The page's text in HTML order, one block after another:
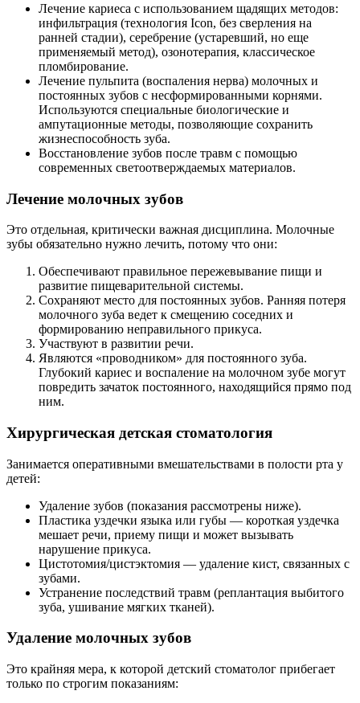
Лечение кариеса с использованием щадящих методов:
инфильтрация (технология Icon, без сверления на
ранней стадии), серебрение (устаревший, но еще
применяемый метод), озонотерапия, классическое
пломбирование.
Лечение пульпита (воспаления нерва) молочных и
постоянных зубов с несформированными корнями.
Используются специальные биологические и
ампутационные методы, позволяющие сохранить
жизнеспособность зуба.
Восстановление зубов после травм с помощью
современных светоотверждаемых материалов.
Лечение молочных зубов
Это отдельная, критически важная дисциплина. Молочные
зубы обязательно нужно лечить, потому что они:
Обеспечивают правильное пережевывание пищи и
развитие пищеварительной системы.
Сохраняют место для постоянных зубов. Ранняя потеря
молочного зуба ведет к смещению соседних и
формированию неправильного прикуса.
Участвуют в развитии речи.
Являются «проводником» для постоянного зуба.
Глубокий кариес и воспаление на молочном зубе могут
повредить зачаток постоянного, находящийся прямо под
ним.
Хирургическая детская стоматология
Занимается оперативными вмешательствами в полости рта у
детей:
Удаление зубов (показания рассмотрены ниже).
Пластика уздечки языка или губы — короткая уздечка
мешает речи, приему пищи и может вызывать
нарушение прикуса.
Цистотомия/цистэктомия — удаление кист, связанных с
зубами.
Устранение последствий травм (реплантация выбитого
зуба, ушивание мягких тканей).
Удаление молочных зубов
Это крайняя мера, к которой детский стоматолог прибегает
только по строгим показаниям: